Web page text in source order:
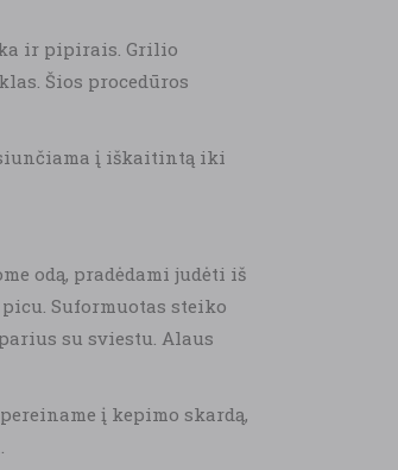
ir pipirais. Grilio
Šios procedūros
į iškaitintą iki
odą, pradėdami judėti iš
Suformuotas steiko
su sviestu. Alaus
į kepimo skardą,